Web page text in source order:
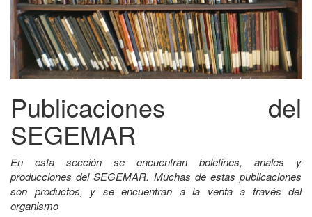
Publicaciones del
SEGEMAR
En esta sección se encuentran boletines, anales y
producciones del SEGEMAR. Muchas de estas publicaciones
son productos, y se encuentran a la venta a través del
organismo